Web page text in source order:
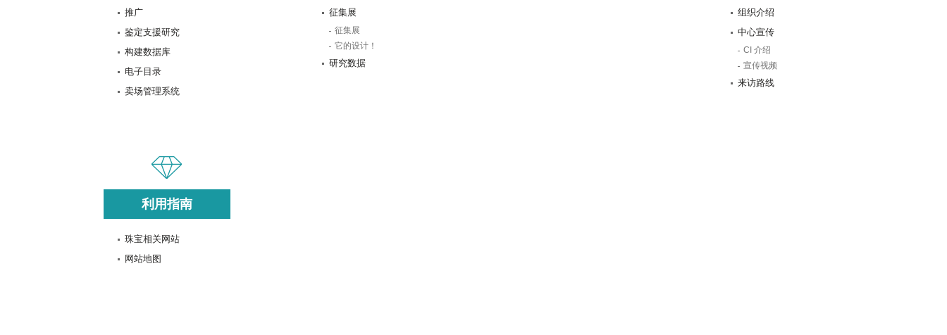
推广
鉴定支援研究
构建数据库
电子目录
卖场管理系统
征集展
征集展
它的设计！
研究数据
组织介绍
中心宣传
CI 介绍
宣传视频
来访路线
利用指南
珠宝相关网站
网站地图